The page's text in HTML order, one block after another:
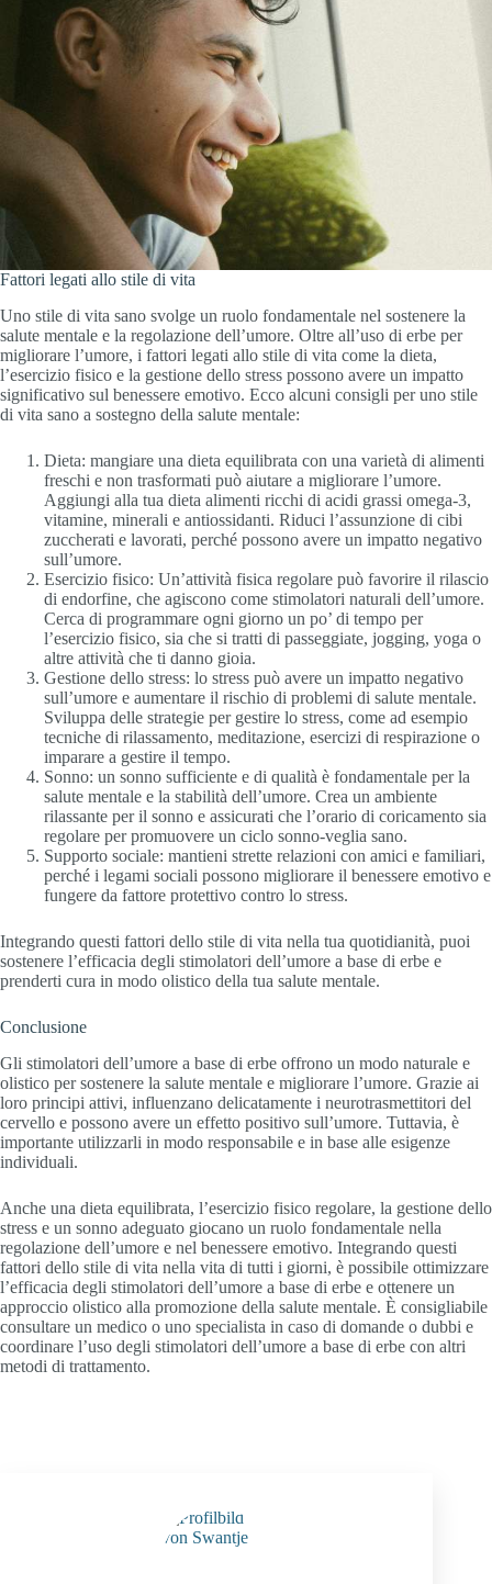
Fattori legati allo stile di vita
Uno stile di vita sano svolge un ruolo fondamentale nel sostenere la
salute mentale e la regolazione dell’umore. Oltre all’uso di erbe per
migliorare l’umore, i fattori legati allo stile di vita come la dieta,
l’esercizio fisico e la gestione dello stress possono avere un impatto
significativo sul benessere emotivo. Ecco alcuni consigli per uno stile
di vita sano a sostegno della salute mentale:
Dieta: mangiare una dieta equilibrata con una varietà di alimenti
freschi e non trasformati può aiutare a migliorare l’umore.
Aggiungi alla tua dieta alimenti ricchi di acidi grassi omega-3,
vitamine, minerali e antiossidanti. Riduci l’assunzione di cibi
zuccherati e lavorati, perché possono avere un impatto negativo
sull’umore.
Esercizio fisico: Un’attività fisica regolare può favorire il rilascio
di endorfine, che agiscono come stimolatori naturali dell’umore.
Cerca di programmare ogni giorno un po’ di tempo per
l’esercizio fisico, sia che si tratti di passeggiate, jogging, yoga o
altre attività che ti danno gioia.
Gestione dello stress: lo stress può avere un impatto negativo
sull’umore e aumentare il rischio di problemi di salute mentale.
Sviluppa delle strategie per gestire lo stress, come ad esempio
tecniche di rilassamento, meditazione, esercizi di respirazione o
imparare a gestire il tempo.
Sonno: un sonno sufficiente e di qualità è fondamentale per la
salute mentale e la stabilità dell’umore. Crea un ambiente
rilassante per il sonno e assicurati che l’orario di coricamento sia
regolare per promuovere un ciclo sonno-veglia sano.
Supporto sociale: mantieni strette relazioni con amici e familiari,
perché i legami sociali possono migliorare il benessere emotivo e
fungere da fattore protettivo contro lo stress.
Integrando questi fattori dello stile di vita nella tua quotidianità, puoi
sostenere l’efficacia degli stimolatori dell’umore a base di erbe e
prenderti cura in modo olistico della tua salute mentale.
Conclusione
Gli stimolatori dell’umore a base di erbe offrono un modo naturale e
olistico per sostenere la salute mentale e migliorare l’umore. Grazie ai
loro principi attivi, influenzano delicatamente i neurotrasmettitori del
cervello e possono avere un effetto positivo sull’umore. Tuttavia, è
importante utilizzarli in modo responsabile e in base alle esigenze
individuali.
Anche una dieta equilibrata, l’esercizio fisico regolare, la gestione dello
stress e un sonno adeguato giocano un ruolo fondamentale nella
regolazione dell’umore e nel benessere emotivo. Integrando questi
fattori dello stile di vita nella vita di tutti i giorni, è possibile ottimizzare
l’efficacia degli stimolatori dell’umore a base di erbe e ottenere un
approccio olistico alla promozione della salute mentale. È consigliabile
consultare un medico o uno specialista in caso di domande o dubbi e
coordinare l’uso degli stimolatori dell’umore a base di erbe con altri
metodi di trattamento.